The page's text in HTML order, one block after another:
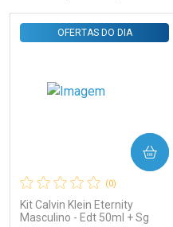
Comprar sem Desconto
Por R$ 22,33/cada
Por Menos
Comprar sem Desconto
Por R$ 22,33/cada
(0)
Kit Calvin Klein Eternity
Masculino - Edt 50ml + Sg
OFERTAS DO DIA
COMPRAR